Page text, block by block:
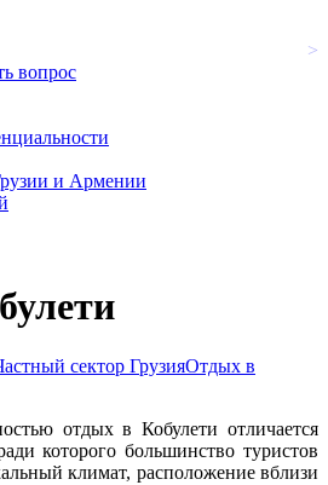
>
вопрос
и Армении
сектор ГрузияОтдых в
отдых в Кобулети отличается
которого большинство туристов
климат, расположение вблизи